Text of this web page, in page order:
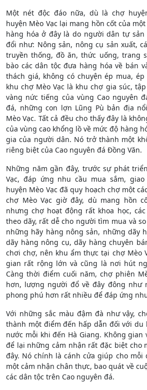
Một nét độc đáo nữa, dù là chợ
huyện Mèo Vạc lại mang hồn cốt của
hàng hóa ở đây là do người dân tự
đổi như: Nông sản, nông cụ sản xuất,
truyền thống, đồ ăn, thức uống, trang
bào các dân tộc đưa hàng hóa về bán
thách giá, không có chuyện ép mua,
khu chợ Mèo Vạc là khu chợ gia súc,
vàng nức tiếng của vùng Cao nguyên
đá, những con lợn Lũng Pù bản địa
Mèo Vạc. Tất cả đều cho thấy đây là
của vùng cao khổng lồ về mức độ hàng
gia của người dân. Nó trở thành một
riêng biệt của Cao nguyên đá Đồng Văn.
Những năm gần đây, trước sự phát
Vạc, đáp ứng nhu cầu mua sắm,
huyện Mèo Vạc đã quy hoạch chợ một
chợ Mèo Vạc giờ đây, dù mang hồn
nhưng chợ hoạt động rất khoa học,
theo dãy, rất dễ cho người tìm mua và
những hãy hàng nông sản, những dãy
dãy hàng nông cụ, dãy hàng chuyên
chơi chợ, nên khu ẩm thực tại chợ Mèo
gian rất rộng lớn và cũng là nơi hút
Càng thời điểm cuối năm, chợ phiên
hơn, lượng người đổ về đây đông như
phong phú hơn rất nhiều để đáp ứng
Với những sắc màu đậm đà như vậy,
thành một điểm đến hấp dẫn đối với du
nước mỗi khi đến Hà Giang. Không gian
để lại những cảm nhận rất đặc biệt cho
đây. Nó chính là cánh cửa giúp cho mỗi
một cảm nhận chân thực, bao quát về
các dân tộc trên Cao nguyên đá.